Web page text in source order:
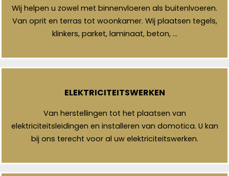
Wij helpen u zowel met binnenvloeren als buitenlvoeren.
Van oprit en terras tot woonkamer. Wij plaatsen tegels,
klinkers, parket, laminaat, beton, …
ELEKTRICITEITSWERKEN
Van herstellingen tot het plaatsen van
elektriciteitsleidingen en installeren van domotica. U kan
bij ons terecht voor al uw elektriciteitswerken.